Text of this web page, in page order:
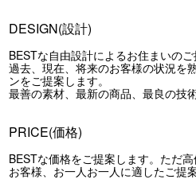
DESIGN(設計)
BESTな自由設計によるお住まいのご
過去、現在、将来のお客様の状況を
ンをご提案します。
最善の素材、最新の商品、最良の技
PRICE(価格)
BESTな価格をご提案します。ただ
お客様、お一人お一人に適したご提